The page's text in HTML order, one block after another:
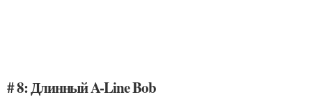
# 8: Длинный A-Line Bob